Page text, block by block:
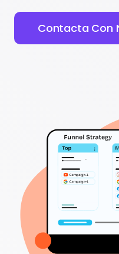
Contacta Con